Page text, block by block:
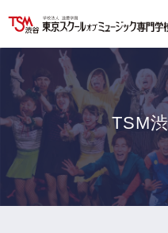
学科・専攻 資
TSM